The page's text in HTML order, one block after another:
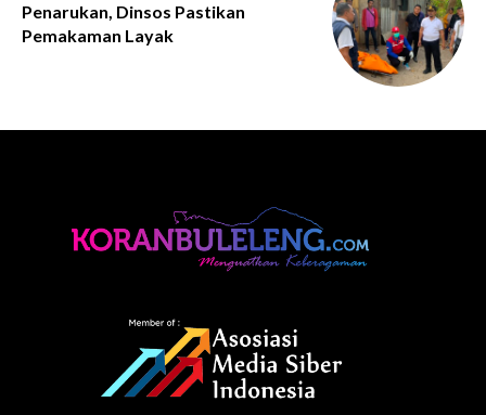
Penarukan, Dinsos Pastikan
Pemakaman Layak